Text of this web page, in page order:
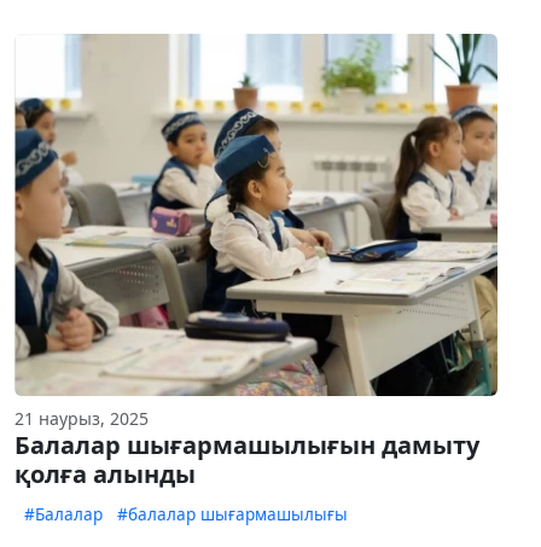
21 наурыз, 2025
Балалар шығармашылығын дамыту
қолға алынды
#Балалар #балалар шығармашылығы